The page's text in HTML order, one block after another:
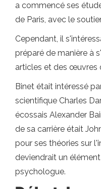
a commencé ses
de Paris, avec le
Cependant, il
préparé de manière à
articles et des œuvres
Binet était intéressé
scientifique Charles
écossais Alexander
de sa carrière était
pour ses théories sur
deviendrait un
psychologue.